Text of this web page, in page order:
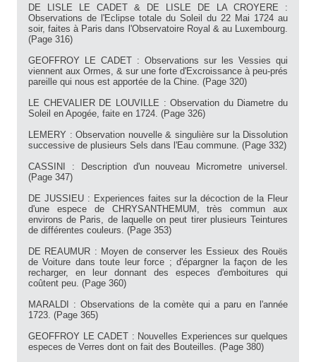
DE LISLE LE CADET & DE LISLE DE LA CROYERE :
Observations de l'Eclipse totale du Soleil du 22 Mai 1724 au
soir, faites à Paris dans l'Observatoire Royal & au Luxembourg.
(Page 316)
GEOFFROY LE CADET : Observations sur les Vessies qui
viennent aux Ormes, & sur une forte d'Excroissance à peu-prés
pareille qui nous est apportée de la Chine. (Page 320)
LE CHEVALIER DE LOUVILLE : Observation du Diametre du
Soleil en Apogée, faite en 1724. (Page 326)
LEMERY : Observation nouvelle & singulière sur la Dissolution
successive de plusieurs Sels dans l'Eau commune. (Page 332)
CASSINI : Description d'un nouveau Micrometre universel.
(Page 347)
DE JUSSIEU : Experiences faites sur la décoction de la Fleur
d'une espece de CHRYSANTHEMUM, très commun aux
environs de Paris, de laquelle on peut tirer plusieurs Teintures
de différentes couleurs. (Page 353)
DE REAUMUR : Moyen de conserver les Essieux des Rouës
de Voiture dans toute leur force ; d'épargner la façon de les
recharger, en leur donnant des especes d'emboitures qui
coûtent peu. (Page 360)
MARALDI : Observations de la comète qui a paru en l'année
1723. (Page 365)
GEOFFROY LE CADET : Nouvelles Experiences sur quelques
especes de Verres dont on fait des Bouteilles. (Page 380)